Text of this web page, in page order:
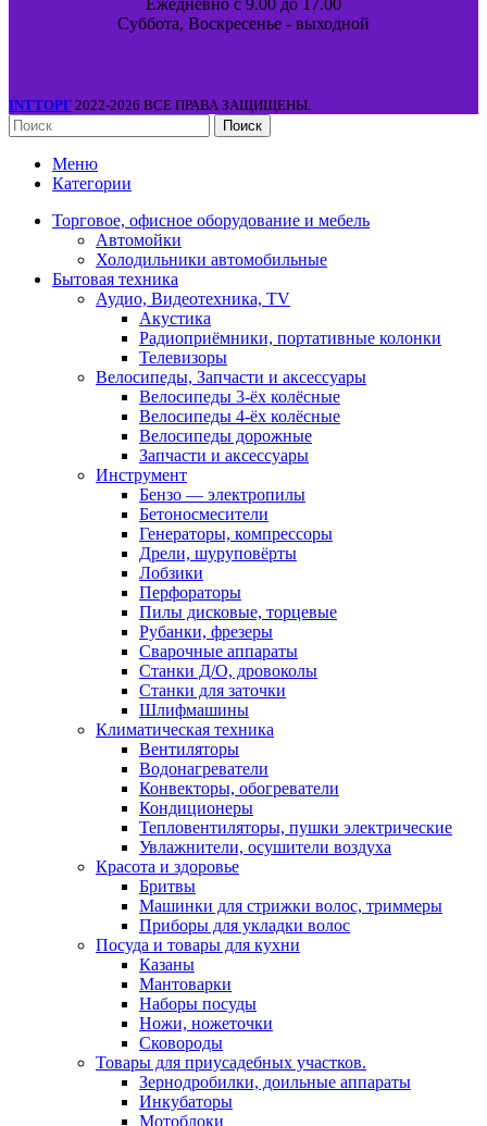
Ежедневно с 9.00 до 17.00
Суббота, Воскресенье - выходной
INTТОРГ 2022-2026 ВСЕ ПРАВА ЗАЩИЩЕНЫ.
Поиск
Меню
Категории
Торговое, офисное оборудование и мебель
Автомойки
Холодильники автомобильные
Бытовая техника
Аудио, Видеотехника, TV
Акустика
Радиоприёмники, портативные колонки
Телевизоры
Велосипеды, Запчасти и аксессуары
Велосипеды 3-ёх колёсные
Велосипеды 4-ёх колёсные
Велосипеды дорожные
Запчасти и аксессуары
Инструмент
Бензо — электропилы
Бетоносмесители
Генераторы, компрессоры
Дрели, шуруповёрты
Лобзики
Перфораторы
Пилы дисковые, торцевые
Рубанки, фрезеры
Сварочные аппараты
Станки Д/О, дровоколы
Станки для заточки
Шлифмашины
Климатическая техника
Вентиляторы
Водонагреватели
Конвекторы, обогреватели
Кондиционеры
Тепловентиляторы, пушки электрические
Увлажнители, осушители воздуха
Красота и здоровье
Бритвы
Машинки для стрижки волос, триммеры
Приборы для укладки волос
Посуда и товары для кухни
Казаны
Мантоварки
Наборы посуды
Ножи, ножеточки
Сковороды
Товары для приусадебных участков.
Зернодробилки, доильные аппараты
Инкубаторы
Мотоблоки